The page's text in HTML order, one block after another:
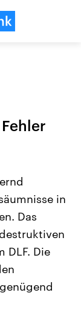
Beiträge,
und
die Vereinigten
Ländern
Einfluss auf
in
Das
DLF. Die